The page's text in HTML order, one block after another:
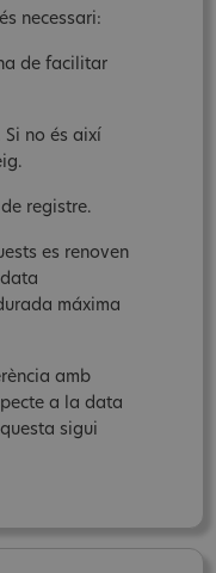
necessari:
de facilitar
no és així
registre.
es renoven
máxima
amb
a la data
sigui